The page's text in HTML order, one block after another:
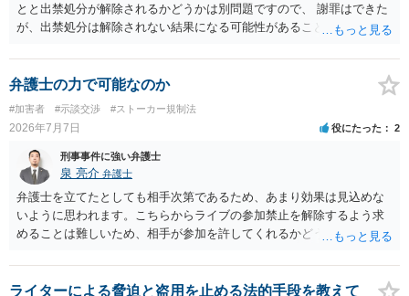
とと出禁処分が解除されるかどうかは別問題ですので、 謝罪はできた
が、出禁処分は解除されない結果になる可能性があることを踏まえた
弁護士の力で可能なのか
#加害者 #示談交渉 #ストーカー規制法
2026年7月7日 役にたった 2
刑事事件に強い弁護士
泉 亮介 弁護士
弁護士を立てたとしても相手次第であるため、あまり効果は見込めな
いように思われます。こちらからライブの参加禁止を解除するよう求
めることは難しいため、相手が参加を許してくれるかどうかになって
ライターによる脅迫と盗用を止める法的手段を教えて